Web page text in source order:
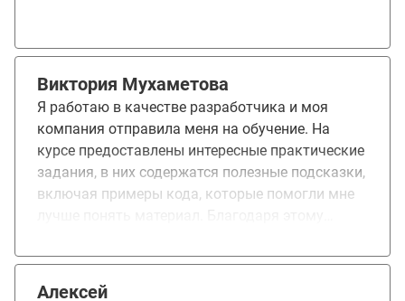
Виктория Мухаметова
Я работаю в качестве разработчика и моя
компания отправила меня на обучение. На
курсе предоставлены интересные практические
задания, в них содержатся полезные подсказки,
включая примеры кода, которые помогли мне
изучила новые и полезные навыки.
Алексей